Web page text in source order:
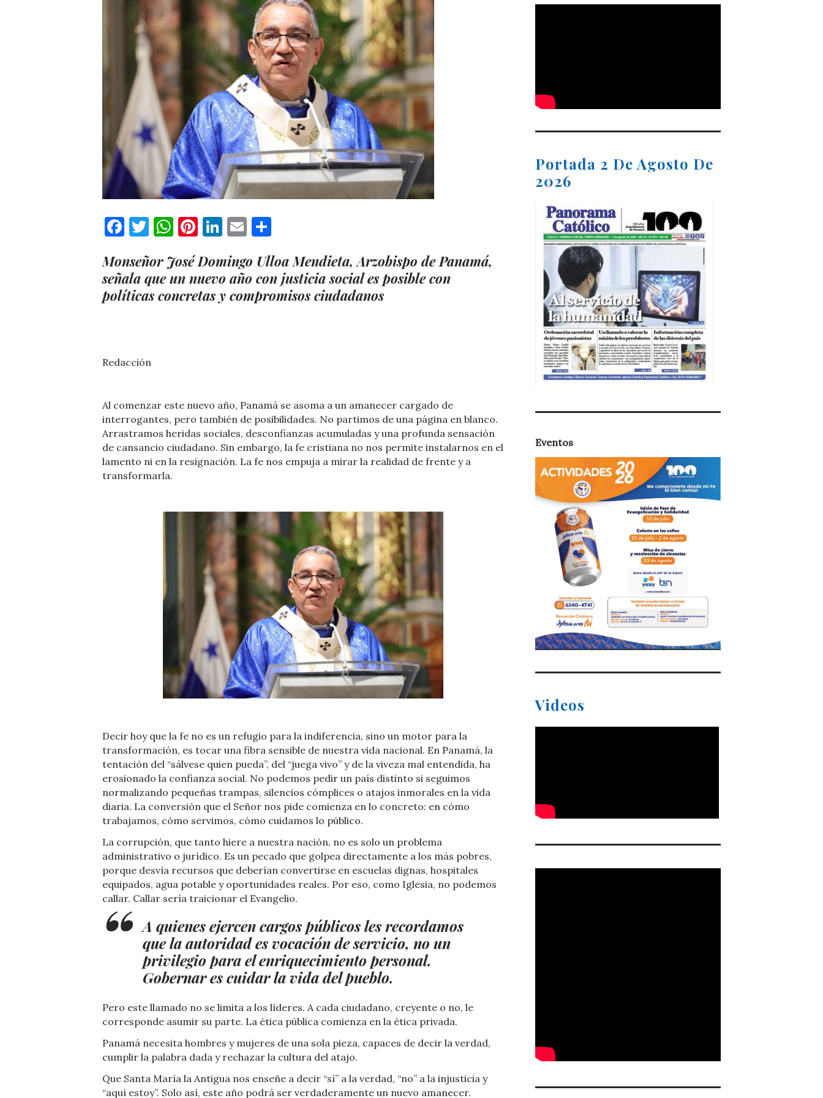
Facebook
Twitter
WhatsApp
Pinterest
LinkedIn
Email
Monseñor José Domingo Ulloa Mendieta, Arzobispo de Panamá,
señala que un nuevo año con justicia social es posible con
políticas concretas y compromisos ciudadanos
Redacción
Al comenzar este nuevo año, Panamá se asoma a un amanecer cargado de
interrogantes, pero también de posibilidades. No partimos de una página en blanco.
Arrastramos heridas sociales, desconfianzas acumuladas y una profunda sensación
de cansancio ciudadano. Sin embargo, la fe cristiana no nos permite instalarnos en el
lamento ni en la resignación. La fe nos empuja a mirar la realidad de frente y a
transformarla.
Decir hoy que la fe no es un refugio para la indiferencia, sino un motor para la
transformación, es tocar una fibra sensible de nuestra vida nacional. En Panamá, la
tentación del “sálvese quien pueda”, del “juega vivo” y de la viveza mal entendida, ha
erosionado la confianza social. No podemos pedir un país distinto si seguimos
normalizando pequeñas trampas, silencios cómplices o atajos inmorales en la vida
diaria. La conversión que el Señor nos pide comienza en lo concreto: en cómo
trabajamos, cómo servimos, cómo cuidamos lo público.
La corrupción, que tanto hiere a nuestra nación, no es solo un problema
administrativo o jurídico. Es un pecado que golpea directamente a los más pobres,
porque desvía recursos que deberían convertirse en escuelas dignas, hospitales
equipados, agua potable y oportunidades reales. Por eso, como Iglesia, no podemos
callar. Callar sería traicionar el Evangelio.
A quienes ejercen cargos públicos les recordamos
que la autoridad es vocación de servicio, no un
privilegio para el enriquecimiento personal.
Gobernar es cuidar la vida del pueblo.
Pero este llamado no se limita a los líderes. A cada ciudadano, creyente o no, le
corresponde asumir su parte. La ética pública comienza en la ética privada.
Panamá necesita hombres y mujeres de una sola pieza, capaces de decir la verdad,
cumplir la palabra dada y rechazar la cultura del atajo.
Que Santa María la Antigua nos enseñe a decir “sí” a la verdad, “no” a la injusticia y
“aquí estoy”. Solo así, este año podrá ser verdaderamente un nuevo amanecer.
Portada 2 De Agosto De
2026
Eventos
Videos